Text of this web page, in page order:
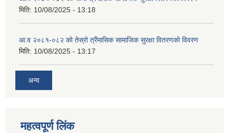
मिति: 10/08/2025 - 13:18
आ.व २०८१-०८२ को तेस्रो त्रैंमासिक सामाजिक सुरक्षा वितरणको विवरण
मिति: 10/08/2025 - 13:17
अन्य
महत्वपूर्ण लिंक